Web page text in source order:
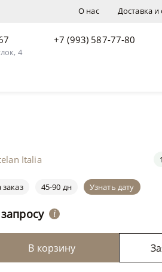
О нас Доставка и
4
+7 (993) 587-77-80
Italia
45-90 дн Узнать дату
i
В корзину